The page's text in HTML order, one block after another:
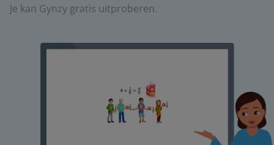
Je kan Gynzy gratis uitproberen.